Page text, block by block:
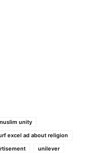
unity
excel ad about religion
unilever